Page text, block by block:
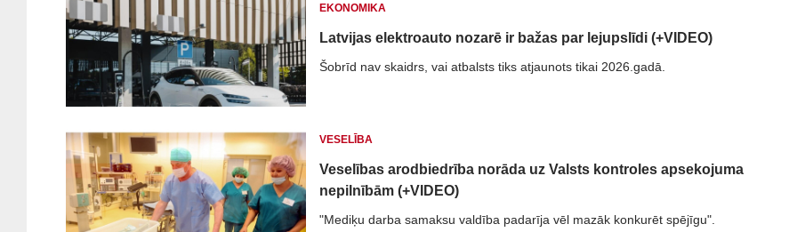
EKONOMIKA
Latvijas elektroauto nozarē ir bažas par lejupslīdi (+VIDEO)
Šobrīd nav skaidrs, vai atbalsts tiks atjaunots tikai 2026.gadā.
VESELĪBA
Veselības arodbiedrība norāda uz Valsts kontroles apsekojuma
nepilnībām (+VIDEO)
"Mediķu darba samaksu valdība padarīja vēl mazāk konkurēt spējīgu".